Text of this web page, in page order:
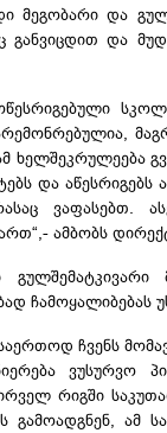
მეგობარი და
განვიცდით და
და აწესრიგებს
ვაფასებთ.
ამბობს
ჩამოყალიბებას
საერთოდ ჩვენს
ვუსურვო
რიგში
გამოადგნენ, ამ